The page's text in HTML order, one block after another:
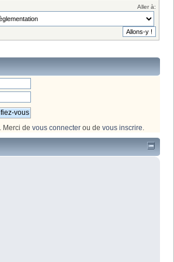
Aller à:
. Merci de vous connecter ou de vous inscrire